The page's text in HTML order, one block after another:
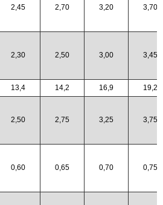
2,45 2,70 3,20 3,70
2,30 2,50 3,00 3,45
13,4 14,2 16,9
19,2
2,50 2,75 3,25 3,75
0,60 0,65 0,70 0,75